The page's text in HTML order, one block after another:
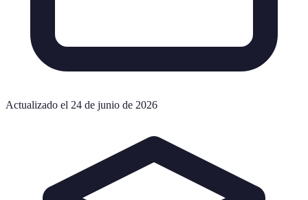
Actualizado el 24 de junio de 2026